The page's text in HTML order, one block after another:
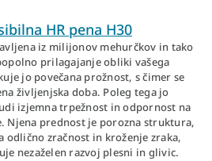
HR pena H30
iz milijonov mehurčkov in tako
prilagajanje obliki vašega
jo povečana prožnost, s čimer se
življenjska doba. Poleg tega jo
izjemna trpežnost in odpornost na
Njena prednost je porozna struktura,
odlično zračnost in kroženje zraka,
nezaželen razvoj plesni in glivic.